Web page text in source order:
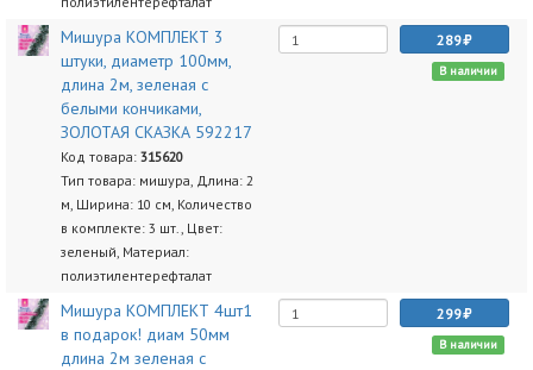
Мишура КОМПЛЕКТ 3
штуки, диаметр 100мм,
длина 2м, зеленая с
белыми кончиками,
ЗОЛОТАЯ СКАЗКА 592217
Код товара: 315620
Тип товара: мишура, Длина: 2
м, Ширина: 10 см, Количество
в комплекте: 3 шт., Цвет:
зеленый, Материал:
полиэтилентерефталат
289
В наличии
Мишура КОМПЛЕКТ 4шт1
в подарок! диам 50мм
длина 2м зеленая с
299
В наличии